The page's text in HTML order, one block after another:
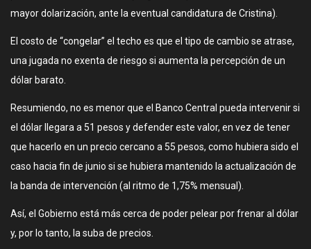
mayor dolarización, ante la eventual candidatura de Cristina).
El costo de “congelar” el techo es que el tipo de cambio se atrase,
una jugada no exenta de riesgo si aumenta la percepción de un
dólar barato.
Resumiendo, no es menor que el Banco Central pueda intervenir si
el dólar llegara a 51 pesos y defender este valor, en vez de tener
que hacerlo en un precio cercano a 55 pesos, como hubiera sido el
caso hacia fin de junio si se hubiera mantenido la actualización de
la banda de intervención (al ritmo de 1,75% mensual).
Así, el Gobierno está más cerca de poder pelear por frenar al dólar
y, por lo tanto, la suba de precios.